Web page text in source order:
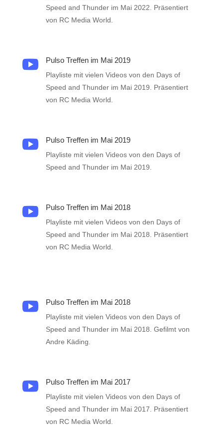
Speed and Thunder im Mai 2022. Präsentiert
von RC Media World.
 Pulso Treffen im Mai 2019
Playliste mit vielen Videos von den Days of
Speed and Thunder im Mai 2019. Präsentiert
von RC Media World.
 Pulso Treffen im Mai 2019
Playliste mit vielen Videos von den Days of
Speed and Thunder im Mai 2019.
 Pulso Treffen im Mai 2018
Playliste mit vielen Videos von den Days of
Speed and Thunder im Mai 2018. Präsentiert
von RC Media World.
 Pulso Treffen im Mai 2018
Playliste mit vielen Videos von den Days of
Speed and Thunder im Mai 2018. Gefilmt von
Andre Käding.
 Pulso Treffen im Mai 2017
Playliste mit vielen Videos von den Days of
Speed and Thunder im Mai 2017. Präsentiert
von RC Media World.